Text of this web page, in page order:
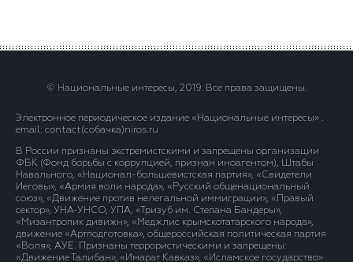
© Национальные интересы, 2019. Все права защищены.
Электронное периодическое издание «Национальные интересы» .
email: contact(сoбaчка)niros.ru
В России признаны экстремистскими и запрещены организации
ФБК (Фонд борьбы с коррупцией, признан иноагентом), Штабы
Навального, «Национал-большевистская партия», «Свидетели
Иеговы», «Армия воли народа», «Русский общенациональный
союз», «Движение против нелегальной иммиграции», «Правый
сектор», УНА-УНСО, УПА, «Тризуб им. Степана Бандеры»,
«Мизантропик дивижн», «Меджлис крымскотатарского народа»,
движение «Артподготовка», общероссийская политическая партия
«Воля», АУЕ. Признаны террористическими и запрещены:
«Движение Талибан», «Имарат Кавказ», «Исламское государство»